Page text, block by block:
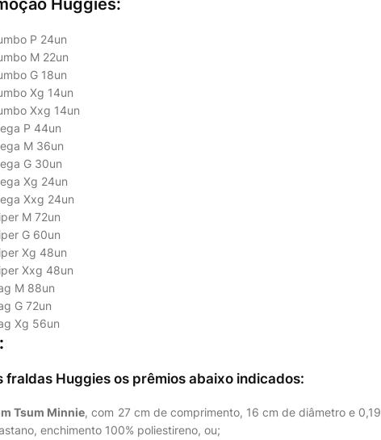
Huggies:
P 24un
M 22un
G 18un
Xg 14un
Xxg 14un
P 44un
M 36un
G 30un
Xg 24un
Xxg 24un
M 72un
G 60un
Xg 48un
Xxg 48un
M 88un
G 72un
Xg 56un
Huggies os prêmios abaixo indicados:
Tsum Minnie, com 27 cm de comprimento, 16 cm de diâmetro e 0,19
enchimento 100% poliestireno, ou;